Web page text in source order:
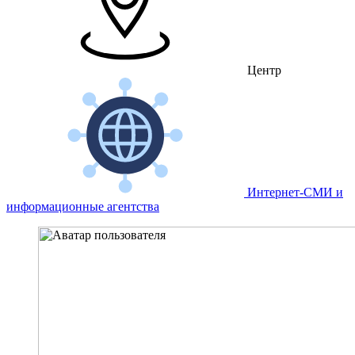
Центр
Интернет-СМИ и
информационные агентства